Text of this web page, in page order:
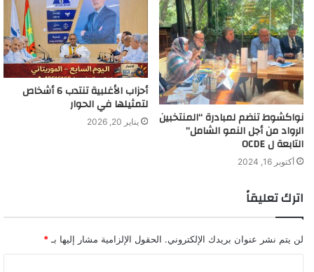
نواكشوط تنضم لمبادرة “المنتخبين
الرواد من أجل النمو الشامل”
التابعة ل OCDE
أكتوبر 16, 2024
أحزاب الأغلبية تنتدب 6 أشخاص
لتمثيلها في الحوار
يناير 20, 2026
اترك تعليقاً
لن يتم نشر عنوان بريدك الإلكتروني. الحقول الإلزامية مشار إليها بـ *